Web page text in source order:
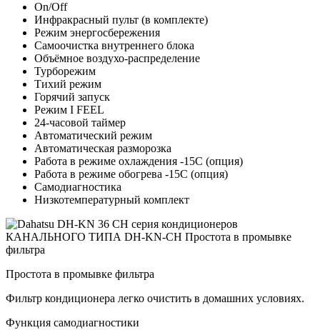
On/Off
Инфракрасный пульт (в комплекте)
Режим энергосбережения
Самоочистка внутреннего блока
Объёмное воздухо-распределение
Турборежим
Тихий режим
Горячий запуск
Режим I FEEL
24-часовой таймер
Автоматический режим
Автоматическая разморозка
Работа в режиме охлаждения -15С (опция)
Работа в режиме обогрева -15С (опция)
Самодиагностика
Низкотемпературный комплект
Простота в промывке фильтра
Фильтр кондиционера легко очистить в домашних условиях.
Функция самодиагностики